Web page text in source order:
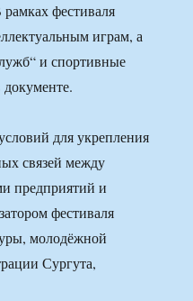
рамках фестиваля
играм, а
и спортивные
для укрепления
связей между
предприятий и
фестиваля
молодёжной
Сургута,